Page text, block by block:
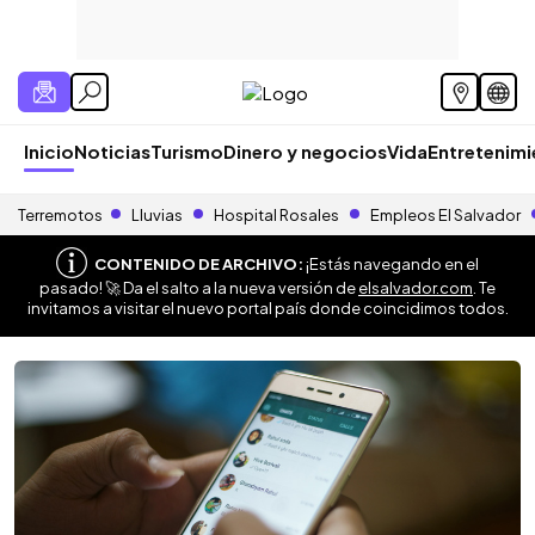
InicioNoticiasTurismoDinero y negociosVida
Terremotos Lluvias Hospital Rosales Empleos El Salvador
CONTENIDO DE ARCHIVO:¡Estás navegando en el
pasado! 🚀 Da el salto a la nueva versión deelsalvador.com . Te
invitamos a visitar el nuevo portal país donde coincidimos todos.